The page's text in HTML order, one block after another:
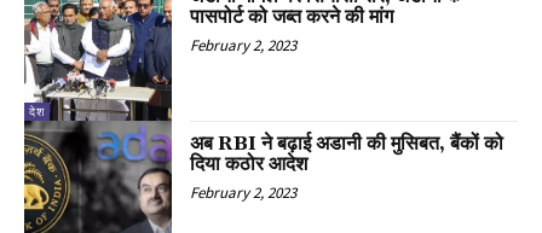
देश
पासपोर्ट को जब्त करने की मांग
February 2, 2023
अब RBI ने बढ़ाई अडानी की मुसिबत, बैंकों को
दिया कठोर आदेश
February 2, 2023